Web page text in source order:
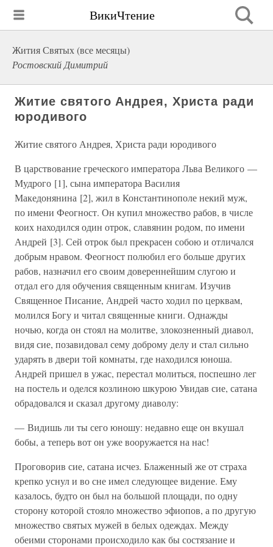
ВикиЧтение
Жития Святых (все месяцы)
Ростовский Димитрий
Житие святого Андрея, Христа ради
юродивого
Житие святого Андрея, Христа ради юродивого
В царствование греческого императора Льва Великого —
Мудрого [1], сына императора Василия
Македонянина [2], жил в Константинополе некий муж,
по имени Феогност. Он купил множество рабов, в числе
коих находился один отрок, славянин родом, по имени
Андрей [3]. Сей отрок был прекрасен собою и отличался
добрым нравом. Феогност полюбил его больше других
рабов, назначил его своим довереннейшим слугою и
отдал его для обучения священным книгам. Изучив
Священное Писание, Андрей часто ходил по церквам,
молился Богу и читал священные книги. Однажды
ночью, когда он стоял на молитве, злокозненный диавол,
видя сие, позавидовал сему доброму делу и стал сильно
ударять в двери той комнаты, где находился юноша.
Андрей пришел в ужас, перестал молиться, поспешно лег
на постель и оделся козлиною шкурою Увидав сие, сатана
обрадовался и сказал другому диаволу:
— Видишь ли ты сего юношу: недавно еще он вкушал
бобы, а теперь вот он уже вооружается на нас!
Проговорив сие, сатана исчез. Блаженный же от страха
крепко уснул и во сне имел следующее видение. Ему
казалось, будто он был на большой площади, по одну
сторону которой стояло множество эфиопов, а по другую
множество святых мужей в белых одеждах. Между
обеими сторонами происходило как бы состязание и